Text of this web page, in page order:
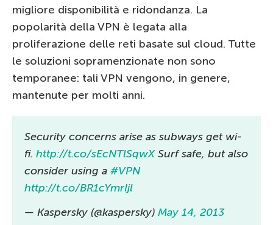
migliore disponibilità e ridondanza. La
popolarità della VPN è legata alla
proliferazione delle reti basate sul cloud. Tutte
le soluzioni sopramenzionate non sono
temporanee: tali VPN vengono, in genere,
mantenute per molti anni.
Security concerns arise as subways get wi-
fi. http://t.co/sEcNTlSqwXSurf safe, but also
consider using a #VPN
http://t.co/BR1cYmrIjl
— Kaspersky (@kaspersky) May 14, 2013